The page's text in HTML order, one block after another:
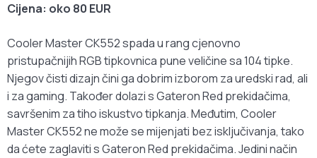
Cijena: oko 80 EUR
Cooler Master CK552 spada u rang cjenovno
pristupačnijih RGB tipkovnica pune veličine sa 104 tipke.
Njegov čisti dizajn čini ga dobrim izborom za uredski rad, ali
i za gaming. Također dolazi s Gateron Red prekidačima,
savršenim za tiho iskustvo tipkanja. Međutim, Cooler
Master CK552 ne može se mijenjati bez isključivanja, tako
da ćete zaglaviti s Gateron Red prekidačima. Jedini način